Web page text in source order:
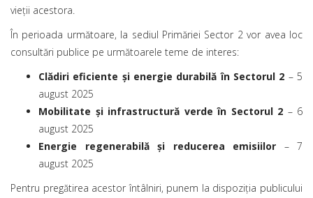
vieții acestora.
În perioada următoare, la sediul Primăriei Sector 2 vor avea loc
consultări publice pe următoarele teme de interes:
Clădiri eficiente și energie durabilă în Sectorul 2 – 5
august 2025
Mobilitate și infrastructură verde în Sectorul 2 – 6
august 2025
Energie regenerabilă și reducerea emisiilor – 7
august 2025
Pentru pregătirea acestor întâlniri, punem la dispoziția publicului